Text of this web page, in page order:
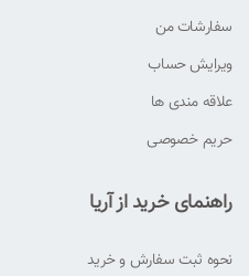
سفارشات من
ویرایش حساب
علاقه مندی ها
حریم خصوصی
راهنمای خرید از آریا
نحوه ثبت سفارش و خرید